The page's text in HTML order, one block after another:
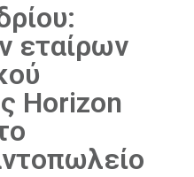
εταίρων
Horizon